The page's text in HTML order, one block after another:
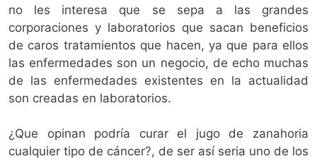
no les interesa que se sepa a las grandes
corporaciones y laboratorios que sacan beneficios
de caros tratamientos que hacen, ya que para ellos
las enfermedades son un negocio, de echo muchas
de las enfermedades existentes en la actualidad
son creadas en laboratorios.
¿Que opinan podría curar el jugo de zanahoria
cualquier tipo de cáncer?, de ser así seria uno de los